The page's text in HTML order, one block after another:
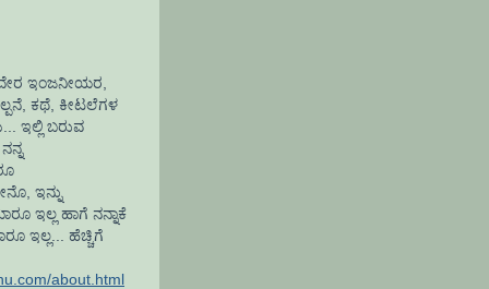
ಇಂಜನೀಯರ,
ಕಥೆ, ಕೀಟಲೆಗಳ
ಇಲ್ಲಿ ಬರುವ
ಇನ್ನು
ಇಲ್ಲ ಹಾಗೆ ನನ್ನಾಕೆ
ಇಲ್ಲ... ಹೆಚ್ಚಿಗೆ
about.html